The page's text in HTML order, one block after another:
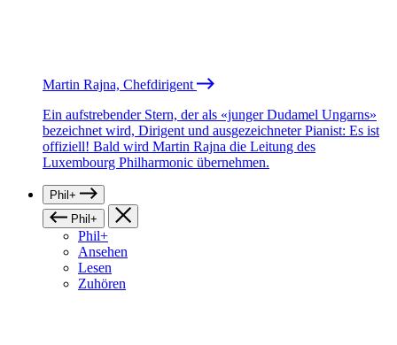
Martin Rajna, Chefdirigent
Ein aufstrebender Stern, der als «junger Dudamel Ungarns»
bezeichnet wird, Dirigent und ausgezeichneter Pianist: Es ist
offiziell! Bald wird Martin Rajna die Leitung des
Luxembourg Philharmonic übernehmen.
Phil+
Phil+
Phil+
Ansehen
Lesen
Zuhören